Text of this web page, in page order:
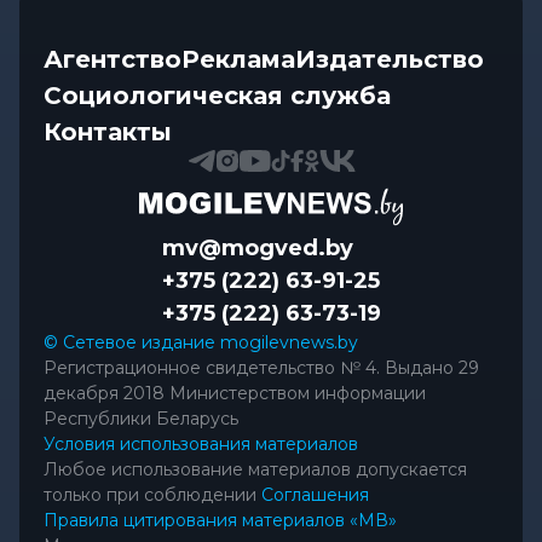
АгентствоРекламаИздательство
Социологическая служба
Контакты
mv@mogved.by
+375 (222) 63-91-25
+375 (222) 63-73-19
© Сетевое издание mogilevnews.by
Регистрационное свидетельство № 4. Выдано 29
декабря 2018 Министерством информации
Республики Беларусь
Условия использования материалов
Любое использование материалов допускается
только при соблюдении Соглашения
Правила цитирования материалов «МВ»